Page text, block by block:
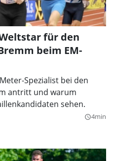
für den
beim EM-
Spezialist bei den
antritt und warum
sehen.
query_builder4min